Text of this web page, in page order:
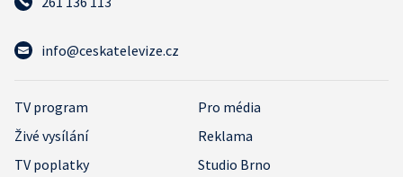
info@ceskatelevize.cz
TV program
Pro média
Živé vysílání
Reklama
TV poplatky
Studio Brno